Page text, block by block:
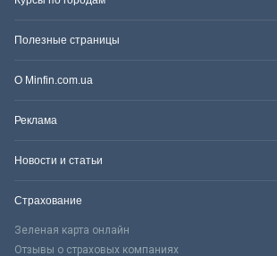
Полезные страницы
О Minfin.com.ua
Реклама
Новости и статьи
Страхование
Зеленая карта онлайн
Отзывы о страховых компаниях